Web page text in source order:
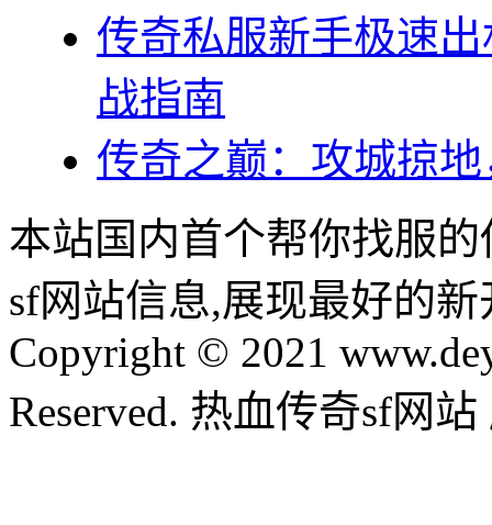
传奇私服新手极速
战指南
传奇之巅：攻城掠
本站国内首个帮你找服
sf网站信息,展现最好的
Copyright © 2021
Reserved. 热血传奇sf网